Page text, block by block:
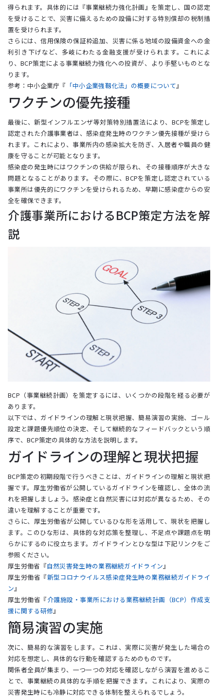
得られます。具体的には『事業継続力強化計画』を策定し、国の認定
を受けることで、災害に備えるための設備に対する特別償却の税制措
置を受けられます。
さらには、信用保険の保証枠追加、災害に係る地域の設備資金への金
利引き下げなど、多岐にわたる金融支援が受けられます。これによ
り、BCP策定による事業継続力強化への投資が、より手堅いものとな
ります。
参考：中小企業庁『 「中小企業強靱化法」の概要について』
ワクチンの優先接種
最後に、新型インフルエンザ等対策特別措置法により、BCPを策定し
認定された介護事業者は、感染症発生時のワクチン優先接種が受けら
れます。これにより、事業所内の感染拡大を防ぎ、入居者や職員の健
康を守ることが可能となります。
感染症の発生時にはワクチンの供給が限られ、その接種順序が大きな
問題となることがあります。その際に、BCPを策定し認定されている
事業所は優先的にワクチンを受けられるため、早期に感染症からの安
全を確保できます。
介護事業所におけるBCP策定方法を解
説
BCP（事業継続計画）を策定するには、いくつかの段階を経る必要が
あります。
以下では、ガイドラインの理解と現状把握、簡易演習の実施、ゴール
設定と課題優先順位の決定、そして継続的なフィードバックという順
序で、BCP策定の具体的な方法を説明します。
ガイドラインの理解と現状把握
BCP策定の初期段階で行うべきことは、ガイドラインの理解と現状把
握です。厚生労働省が公開しているガイドラインを確認し、全体の流
れを把握しましょう。感染症と自然災害には対応が異なるため、その
違いを理解することが重要です。
さらに、厚生労働省が公開しているひな形を活用して、現状を把握し
ます。このひな形は、具体的な対応策を整理し、不足点や課題点を明
らかにするのに役立ちます。ガイドラインとひな型は下記リンクをご
参照ください。
厚生労働省『自然災害発生時の業務継続ガイドライン』
厚生労働省『新型コロナウイルス感染症発生時の業務継続ガイドライ
ン』
厚生労働省『介護施設・事業所における業務継続計画（BCP）作成支
援に関する研修』
簡易演習の実施
次に、簡易的な演習をします。これは、実際に災害が発生した場合の
対応を想定し、具体的な行動を確認するためのものです。
関係者全員が集まり、一つ一つの対応を確認しながら演習を進めるこ
とで、事業継続の具体的な手順を把握できます。これにより、実際の
災害発生時にも冷静に対応できる体制を整えられるでしょう。